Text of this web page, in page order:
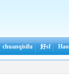
chuanqisifu 好sf